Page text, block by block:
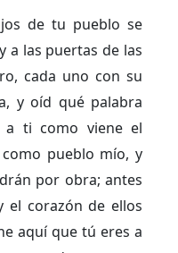
de tu pueblo se
a las puertas de las
cada uno con su
y oíd qué palabra
a ti como viene el
pueblo mío, y
por obra; antes
el corazón de ellos
aquí que tú eres a